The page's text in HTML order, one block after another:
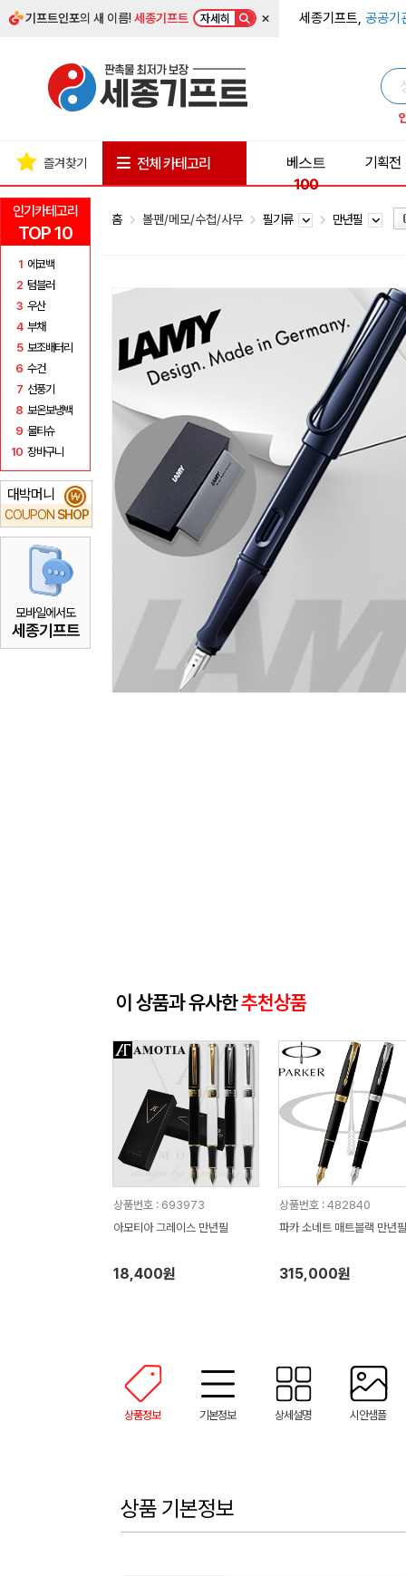
기프트인포의 새 이름!세종기프트 자세히 × 세종기프트, 공공기
인기카테고리
TOP 10
1 에코백
2 텀블러
3 우산
4 부채
5 보조배터리
6 수건
7 선풍기
8 보온보냉백
9 물티슈
10 장바구니
대박머니
COUPON SHOP
₩
모바일에서도
세종기프트
즐겨찾기 전체 카테고리
베스트
100
기획전
홈 볼펜/메모/수첩/사무 필기류 만년필
이 상품과 유사한추천상품
상품번호 : 693973
아모티아 그레이스 만년필
18,400원
상품번호 : 482840
파카 소네트 매트블랙 만년필
315,000원
상품정보 기본정보 상세설명 시안샘플
상품 기본정보